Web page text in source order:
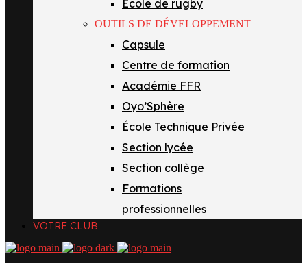
École de rugby
OUTILS DE DÉVELOPPEMENT
Capsule
Centre de formation
Académie FFR
Oyo’Sphère
École Technique Privée
Section lycée
Section collège
Formations
professionnelles
VOTRE CLUB